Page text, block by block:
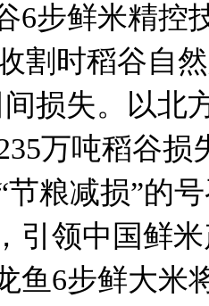
鲜米精控技
割时稻谷自
损失。以北
万吨稻谷损
节粮减损”的
领中国鲜米
6步鲜大米将